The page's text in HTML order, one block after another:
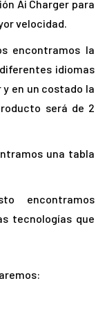
Ai Charger para
velocidad.
encontramos la
idiomas
y en un costado la
será de 2
una tabla
encontramos
tecnologías que